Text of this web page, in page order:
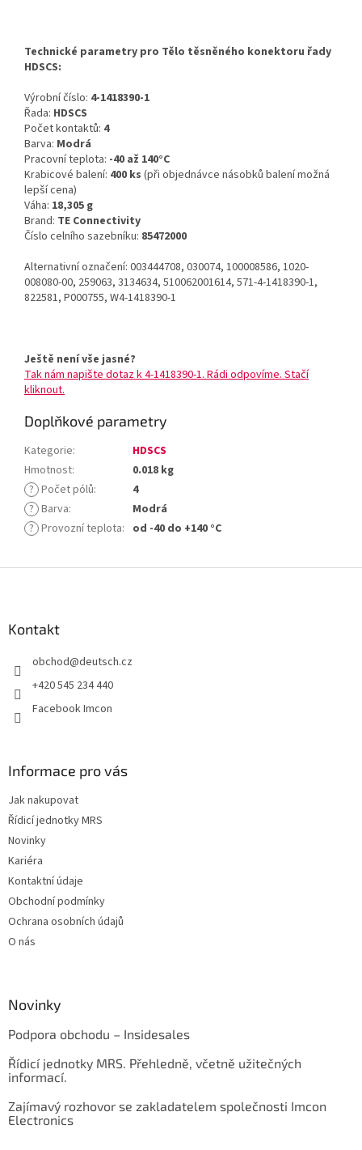
Technické parametry pro Tělo těsněného konektoru řady
HDSCS:
Výrobní číslo: 4-1418390-1
Řada: HDSCS
Počet kontaktů: 4
Barva: Modrá
Pracovní teplota: -40 až 140°C
Krabicové balení: 400 ks (při objednávce násobků balení možná
lepší cena)
Váha: 18,305 g
Brand: TE Connectivity
Číslo celního sazebníku: 85472000
Alternativní označení: 003444708, 030074, 100008586, 1020-
008080-00, 259063, 3134634, 510062001614, 571-4-1418390-1,
822581, P000755, W4-1418390-1
Ještě není vše jasné?
Tak nám napište dotaz k 4-1418390-1. Rádi odpovíme. Stačí
kliknout.
Doplňkové parametry
Kategorie:
HDSCS
Hmotnost:
0.018 kg
? Počet pólů:
4
? Barva:
Modrá
? Provozní teplota: od -40 do +140 °C
Kontakt
obchod@deutsch.cz
+420 545 234 440
Facebook Imcon
Informace pro vás
Jak nakupovat
Řídicí jednotky MRS
Novinky
Kariéra
Kontaktní údaje
Obchodní podmínky
Ochrana osobních údajů
O nás
Novinky
Podpora obchodu – Insidesales
Řídicí jednotky MRS. Přehledně, včetně užitečných
informací.
Zajímavý rozhovor se zakladatelem společnosti Imcon
Electronics